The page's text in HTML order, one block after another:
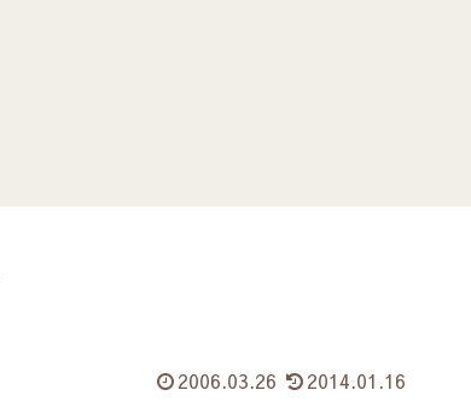
2006.03.26 2014.01.16